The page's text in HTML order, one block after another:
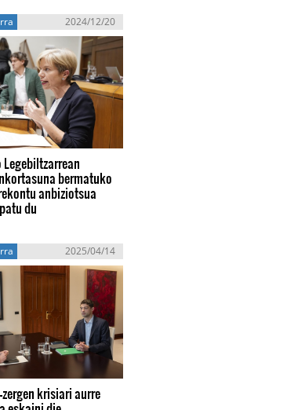
2024/12/20
Legebiltzarrean
bermatuko
anbiziotsua
du
2025/04/14
zergen krisiari aurre